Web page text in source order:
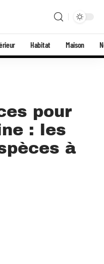
Habitat Maison
pour
: les
à